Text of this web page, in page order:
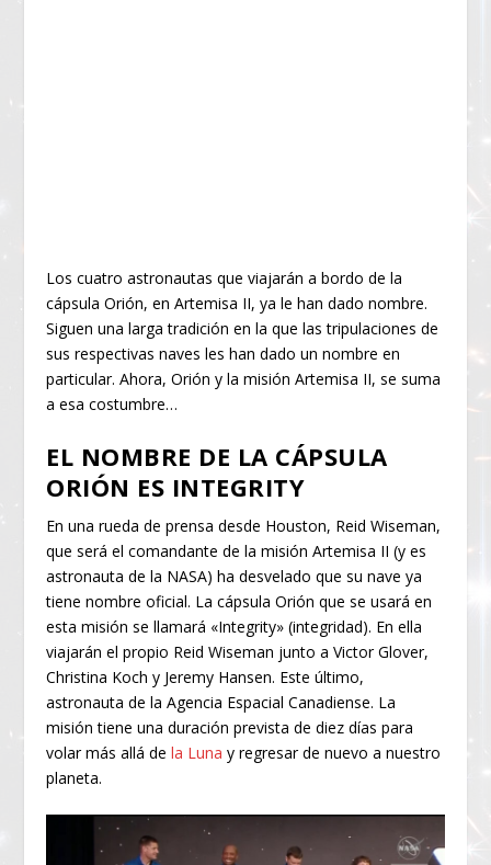
Los cuatro astronautas que viajarán a bordo de la
cápsula Orión, en Artemisa II, ya le han dado nombre.
Siguen una larga tradición en la que las tripulaciones de
sus respectivas naves les han dado un nombre en
particular. Ahora, Orión y la misión Artemisa II, se suma
a esa costumbre…
EL NOMBRE DE LA CÁPSULA
ORIÓN ES INTEGRITY
En una rueda de prensa desde Houston, Reid Wiseman,
que será el comandante de la misión Artemisa II (y es
astronauta de la NASA) ha desvelado que su nave ya
tiene nombre oficial. La cápsula Orión que se usará en
esta misión se llamará «Integrity» (integridad). En ella
viajarán el propio Reid Wiseman junto a Victor Glover,
Christina Koch y Jeremy Hansen. Este último,
astronauta de la Agencia Espacial Canadiense. La
misión tiene una duración prevista de diez días para
volar más allá dela Luna y regresar de nuevo a nuestro
planeta.